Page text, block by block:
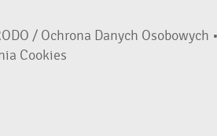
/ Ochrona Danych Osobowych •
Cookies